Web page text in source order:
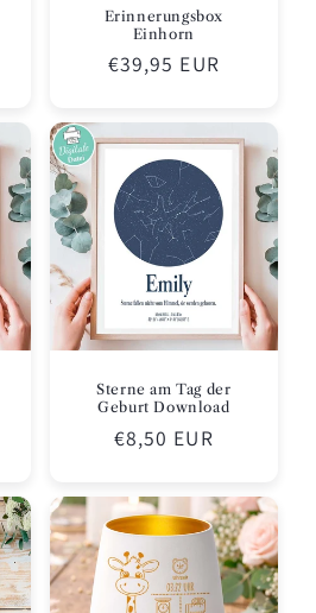
Erinnerungsbox
Einhorn
Normaler
€39,95 EUR
Sterne am Tag der
Geburt Download
Normaler
€8,50 EUR